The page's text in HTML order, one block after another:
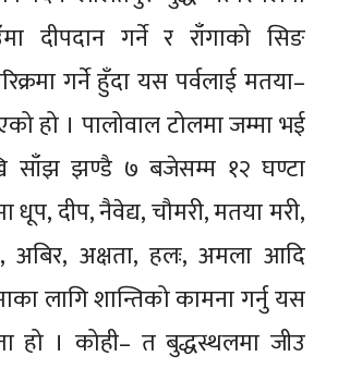
दीपदान गर्ने र राँगाको सिङ
गर्ने हुँदा यस पर्वलाई मतया–
हो । पालोवाल टोलमा जम्मा भई
साँझ झण्डै ७ बजेसम्म १२ घण्टा
धूप, दीप, नैवेद्य, चौमरी, मतया मरी,
अबिर, अक्षता, हलः, अमला आदि
लागि शान्तिको कामना गर्नु यस
हो । कोही– त बुद्धस्थलमा जीउ